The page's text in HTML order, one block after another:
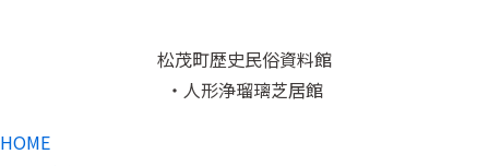
松茂町歴史民俗資料館
・人形浄瑠璃芝居館
HOME